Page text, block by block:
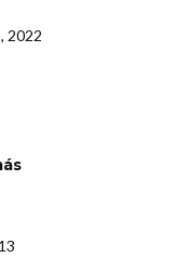
, 2022